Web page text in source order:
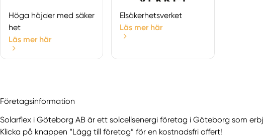
Höga höjder med säker
het
Läs mer här
Elsäkerhetsverket
Läs mer här
Företagsinformation
Solarflex i Göteborg AB är ett solcellsenergi företag i Göteborg som
Klicka på knappen “Lägg till företag” för en kostnadsfri offert!